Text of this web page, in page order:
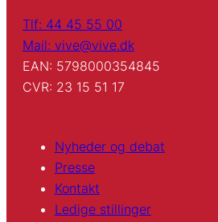
Tlf: 44 45 55 00
Mail: vive@vive.dk
EAN: 5798000354845
CVR: 23 15 51 17
Nyheder og debat
Presse
Kontakt
Ledige stillinger